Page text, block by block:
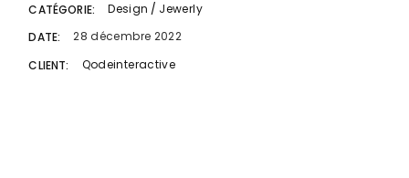
CATÉGORIE: Design
Jewerly
DATE:
28 décembre 2022
CLIENT:
Qodeinteractive